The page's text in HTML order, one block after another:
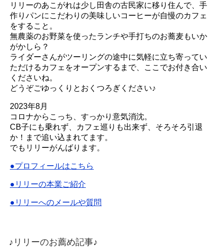
リリーのあこがれは少し田舎の古民家に移り住んで、手
作りパンにこだわりの美味しいコーヒーが自慢のカフェ
をすること。
無農薬のお野菜を使ったランチや手打ちのお蕎麦もいか
がかしら？
ライダーさんがツーリングの途中に気軽に立ち寄ってい
ただけるカフェをオープンするまで、ここでお付き合い
くださいね。
どうぞごゆっくりとおくつろぎください♪
2023年8月
コロナからこっち、すっかり意気消沈。
CB子にも乗れず、カフェ巡りも出来ず、そろそろ引退
か！まで追い込まれてます。
でもリリーがんばります。
●プロフィールはこちら
●リリーの本業ご紹介
●リリーへのメールや質問
♪リリーのお薦め記事♪